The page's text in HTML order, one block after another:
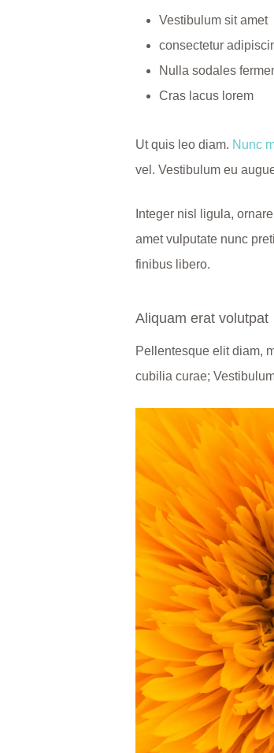
Vestibulum sit amet
consectetur
Nulla sodales
Cras lacus lorem
Ut quis leo diam. Nunc
vel. Vestibulum eu
Integer nisl ligula,
amet vulputate nunc
finibus libero.
Aliquam erat volutpat
Pellentesque elit diam,
cubilia curae;